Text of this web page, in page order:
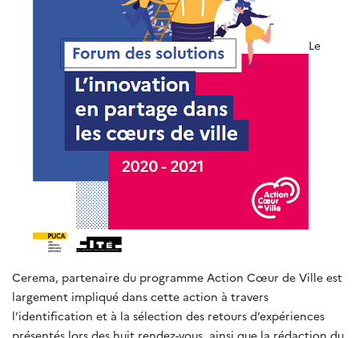
Le
Cerema, partenaire du programme Action Cœur de Ville est
largement impliqué dans cette action à travers
l’identification et à la sélection des retours d’expériences